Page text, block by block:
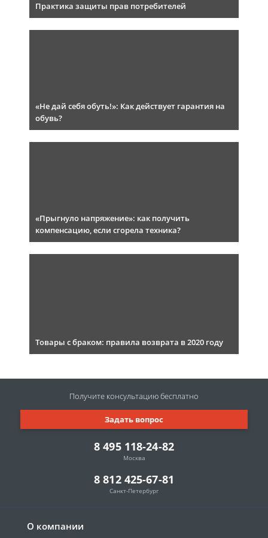
Практика защиты прав потребителей
«Не дай себя обуть!»: Как действует гарантия на
обувь?
«Прыгнуло напряжение»: как получить
компенсацию, если сгорела техника?
Товары с браком: правила возврата в 2020 году
О компании
8 495 118-24-82
Москва
8 812 425-67-81
Санкт-Петербург
Задать вопрос
Получите консультациюбесплатно